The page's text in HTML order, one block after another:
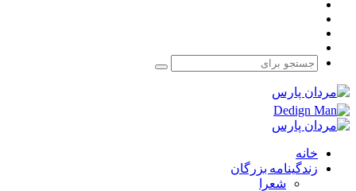
جستجو
خانه
زندگینامه بزرگان
شعرا